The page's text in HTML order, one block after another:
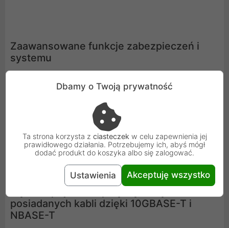
Zaawansowane funkcje zabezpieczeń i
systemu
Model QSW-M408-2C zapewnia zaawansowane funkcje
zabezpieczeń i systemu (w tym ACL, LLDP, RSTP i
Kontrolę przepływu), dzięki czemu administratorzy mogą
zwiększać niezawodność sieci poprzez kontrolę
dostępu, rozwiązywanie problemów, zapobieganie
powstawaniu pętli i utracie pakietów.
posiadanych kabli dzięki 10GBASE-T i
NBASE-T
Dbamy o Twoją prywatność
Ta strona korzysta z ciasteczek w celu zapewnienia jej
prawidłowego działania. Potrzebujemy ich, abyś mógł
dodać produkt do koszyka albo się zalogować.
Ustawienia Akceptuję wszystko